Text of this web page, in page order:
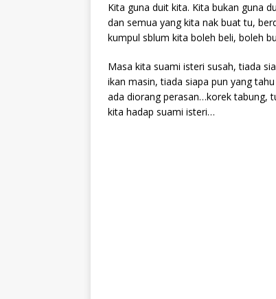
Kita guna duit kita. Kita bukan guna
dan semua yang kita nak buat tu,
kumpul sblum kita boleh beli, boleh
Masa kita suami isteri susah, tiada
ikan masin, tiada siapa pun yang
ada diorang perasan…korek tabung,
kita hadap suami isteri…